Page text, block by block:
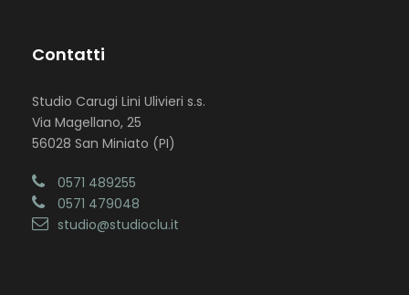
Contatti
Studio Carugi Lini Ulivieri s.s.
Via Magellano, 25
56028 San Miniato (PI)
0571 489255
0571 479048
studio@studioclu.it